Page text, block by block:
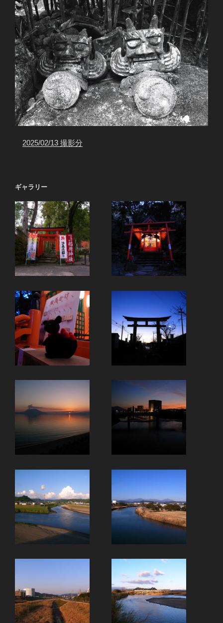
2025/02/13 撮影分
ギャラリー